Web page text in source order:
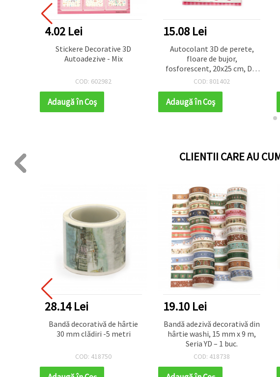
4.02 Lei
Stickere Decorative 3D
Autoadezive - Mix
COD: 602982
Adaugă în Coş
15.08 Lei
Autocolant 3D de perete,
floare de bujor,
fosforescent, 20x25 cm, DIY
decor pentru casă
COD: 801402
Adaugă în Coş
CLIENTII CARE AU
28.14 Lei
Bandă decorativă de hârtie
30 mm clădiri -5 metri
COD: 418750
19.10 Lei
Bandă adezivă decorativă din
hârtie washi, 15 mm x 9 m,
Seria YD – 1 buc.
COD: 418738